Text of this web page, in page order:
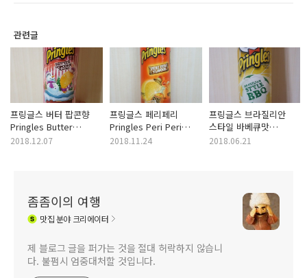
관련글
프링글스 버터 팝콘향
Pringles Butter
Popcorn Flavour
2018.12.07
프링글스 페리페리
Pringles Peri Peri
Flavour
2018.11.24
프링글스 브라질리안
스타일 바베큐맛
Pringles Brazilian
2018.06.21
좀좀이의 여행
맛집분야 크리에이터
제 블로그 글을 퍼가는 것을 절대 허락하지 않습니
다. 불펌시 엄중대처할 것입니다.